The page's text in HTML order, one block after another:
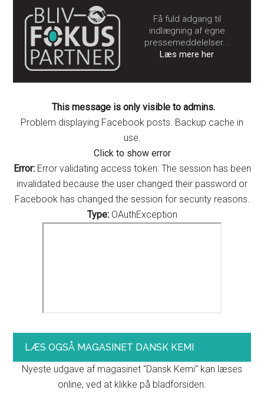
Få fuld adgang til
indlægning af egne
pressemeddelelser...
Læs mere her
This message is only visible to admins.
Problem displaying Facebook posts. Backup cache in
use.
Click to show error
Error:Error validating access token: The session has been
invalidated because the user changed their password or
Facebook has changed the session for security reasons.
Type:OAuthException
LÆS OGSÅ MAGASINET DANSK KEMI
Nyeste udgave af magasinet "Dansk Kemi" kan læses
online, ved at klikke på bladforsiden.